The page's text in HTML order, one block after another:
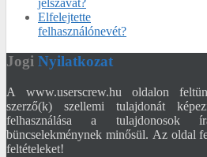
Elfelejtette
felhasználónevét?
Jogi Nyilatkozat
A www.userscrew.hu oldalon
szerző(k) szellemi tulajdonát
felhasználása a tulajdonosok
büncselekménynek minősül. Az oldal
feltételeket!